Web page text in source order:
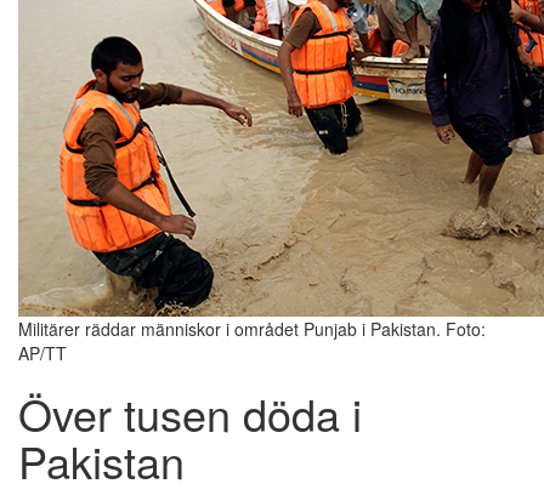
Militärer räddar människor i området Punjab i Pakistan. Foto:
AP/TT
Över tusen döda i
Pakistan